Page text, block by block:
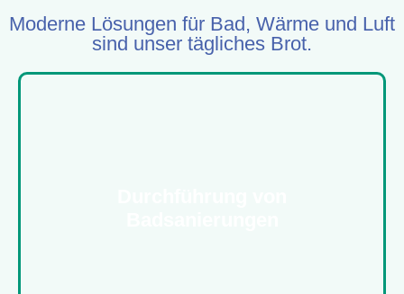
Moderne Lösungen für Bad, Wärme und Luft
sind unser tägliches Brot.